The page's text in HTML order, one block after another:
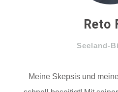
Reto
Seeland-
Meine Skepsis und